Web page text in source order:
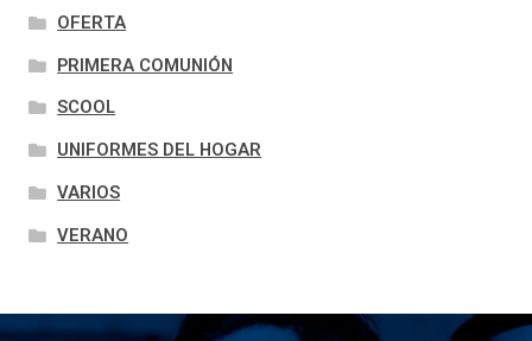
OFERTA
PRIMERA COMUNIÓN
SCOOL
UNIFORMES DEL HOGAR
VARIOS
VERANO